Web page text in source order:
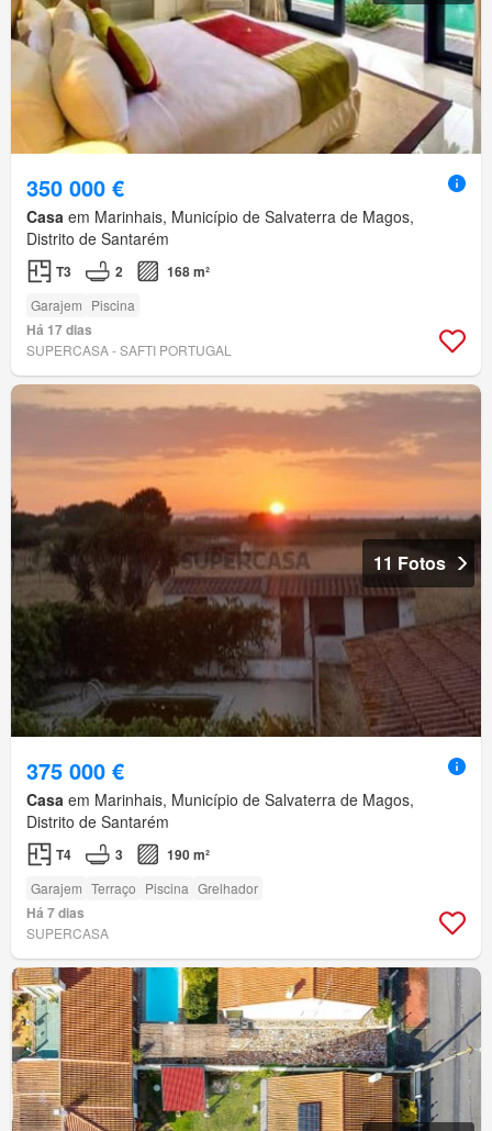
350 000 €
Casa em Marinhais, Município de Salvaterra de Magos,
Distrito de Santarém
T3 2 168 m²
Garajem Piscina
Há 17 dias
SUPERCASA - SAFTI PORTUGAL
11 Fotos
375 000 €
Casa em Marinhais, Município de Salvaterra de Magos,
Distrito de Santarém
T4 3 190 m²
Garajem Terraço Piscina Grelhador
Há 7 dias
SUPERCASA